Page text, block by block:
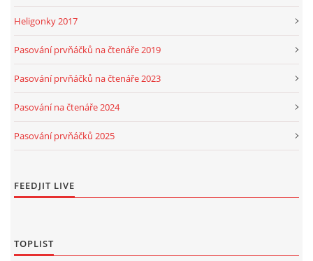
Heligonky 2017
Pasování prvňáčků na čtenáře 2019
Pasování prvňáčků na čtenáře 2023
Pasování na čtenáře 2024
Pasování prvňáčků 2025
FEEDJIT LIVE
TOPLIST